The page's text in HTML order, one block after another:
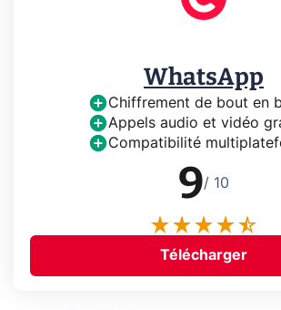
WhatsApp
Chiffrement de bout en
Appels audio et vidéo
Compatibilité
9/ 10
Télécharger